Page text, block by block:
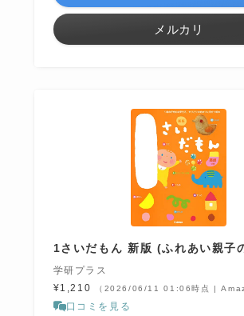
メルカリ
1さいだもん 新版 (ふれあい親子
学研プラス
¥1,210
（2026/06/11 01:06時点 |
口コミを見る